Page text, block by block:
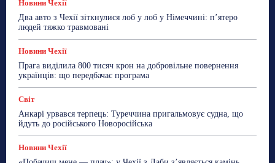
Сад та город Світ
ТехноМанія
Топ-новини Фоторепортаж
Новини Чехії
Два авто з Чехії зіткнулися лоб у лоб у Німеччині: п’ятеро
людей тяжко травмовані
Новини Чехії
Прага виділила 800 тисяч крон на добровільне повернення
українців: що передбачає програма
Світ
Анкарі урвався терпець: Туреччина пригальмовує судна, що
йдуть до російського Новоросійська
Новини Чехії